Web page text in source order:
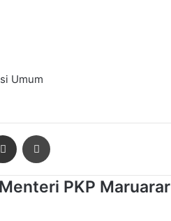
Umum
Share via Email
PKP